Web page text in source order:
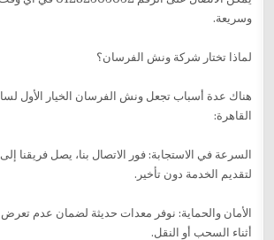
وسريعة.
لماذا تختار شركة ونش الفرسان؟
هناك عدة أسباب تجعل ونش الفرسان الخيار الأول
القاهرة:
السرعة في الاستجابة: فور الاتصال بنا، يصل فريقنا
لتقديم الخدمة دون تأخير.
الأمان والحماية: نوفر معدات حديثة لضمان عدم
أثناء السحب أو النقل.